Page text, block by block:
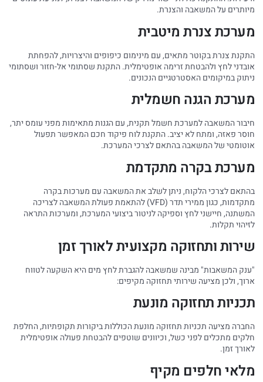
מיותרים על המשאבה והצנרת.
מערכת צנרת מיטבית
התקנת צנרת בקוטר מתאים, עם מינימום כיפופים והיצרויות, להפחתת
אובדני לחץ ולהבטחת זרימה אופטימלית. התקנת שסתומי אל-חזור ושסתומי
ניתוק במיקומים האסטרטגיים הנכונים.
מערכת הגנה חשמלית
חיבור המשאבה למערכת חשמל תקנית, עם הגנות מתאימות מפני עומס יתר,
חוסר פאזה, ומתח לא יציב. התקנת לוח פיקוד חכם המאפשר תפעול
אוטומטי של המשאבה בהתאם לצרכי המערכת.
מערכת בקרה מתקדמת
בהתאם לצרכי הלקוח, ניתן לשלב את המשאבה עם מערכות בקרה
מתקדמות, כגון ממירי תדר (VFD) להתאמת פעולת המשאבה לצריכה
המשתנה, חיישני לחץ וספיקה לניטור ביצועי המערכת, ומערכות התראה
לזיהוי תקלות.
שירות ותחזוקה מקצועית לאורך זמן
"ענק המשאבות" מבינה שמשאבה להגברת לחץ מים היא השקעה לטווח
ארוך, ולכן מציעה שירותי תחזוקה מקיפים:
תכניות תחזוקה מונעת
החברה מציעה תכניות תחזוקה מונעת הכוללות ביקורות תקופתיות, החלפת
חלקים מתכלים לפני כשל, וכיוונים שוטפים להבטחת פעולה אופטימלית
לאורך זמן.
מלאי חלפים מקיף